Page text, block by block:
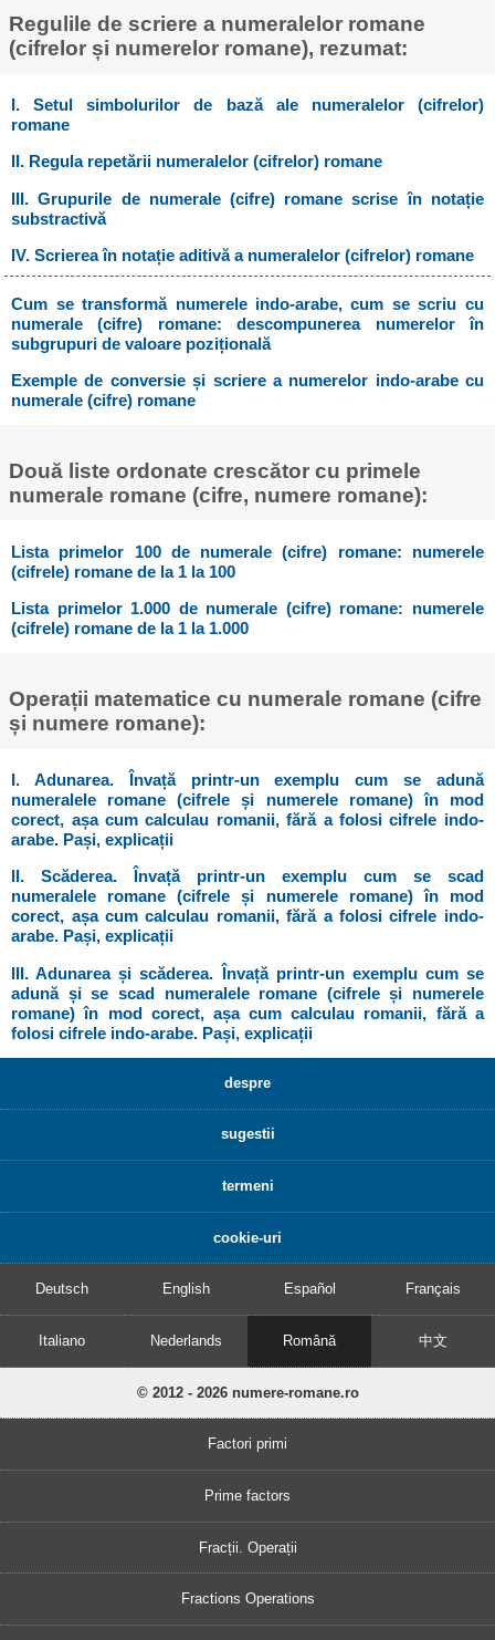
Regulile de scriere a numeralelor romane
(cifrelor și numerelor romane), rezumat:
I. Setul simbolurilor de bază ale numeralelor (cifrelor)
romane
II. Regula repetării numeralelor (cifrelor) romane
III. Grupurile de numerale (cifre) romane scrise în notație
substractivă
IV. Scrierea în notație aditivă a numeralelor (cifrelor) romane
Cum se transformă numerele indo-arabe, cum se scriu cu
numerale (cifre) romane: descompunerea numerelor în
subgrupuri de valoare pozițională
Exemple de conversie și scriere a numerelor indo-arabe cu
numerale (cifre) romane
Două liste ordonate crescător cu primele
numerale romane (cifre, numere romane):
Lista primelor 100 de numerale (cifre) romane: numerele
(cifrele) romane de la 1 la 100
Lista primelor 1.000 de numerale (cifre) romane: numerele
(cifrele) romane de la 1 la 1.000
Operații matematice cu numerale romane (cifre
și numere romane):
I. Adunarea. Învață printr-un exemplu cum se adună
numeralele romane (cifrele și numerele romane) în mod
corect, așa cum calculau romanii, fără a folosi cifrele indo-
arabe. Pași, explicații
II. Scăderea. Învață printr-un exemplu cum se scad
numeralele romane (cifrele și numerele romane) în mod
corect, așa cum calculau romanii, fără a folosi cifrele indo-
arabe. Pași, explicații
III. Adunarea și scăderea. Învață printr-un exemplu cum se
adună și se scad numeralele romane (cifrele și numerele
romane) în mod corect, așa cum calculau romanii, fără a
folosi cifrele indo-arabe. Pași, explicații
despre
sugestii
termeni
cookie-uri
Deutsch English Español Français
Italiano Nederlands Română 中文
© 2012 - 2026 numere-romane.ro
Factori primi
Prime factors
Fracții. Operații
Fractions Operations